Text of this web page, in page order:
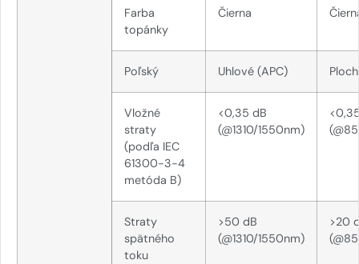
Farba
topánky
Čierna
Poľský Uhlové (APC)
Vložné
straty
(podľa IEC
61300-3-4
metóda B)
<0,35 dB
(@1310/1550nm)
Straty
spätného
toku
>50 dB
(@1310/1550nm)
>20